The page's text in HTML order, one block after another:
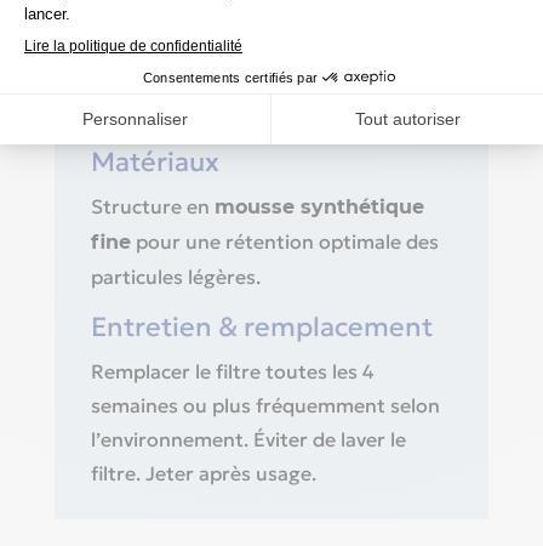
LoewensteinPrismaLINE
SMART, Prisma 20A, Prisma 20C,
Prisma 30ST.
Matériaux
Structure en mousse synthétique
finepour une rétention optimale des
particules légères.
Entretien & remplacement
Remplacer le filtre toutes les 4
semaines ou plus fréquemment selon
l’environnement. Éviter de laver le
filtre. Jeter après usage.